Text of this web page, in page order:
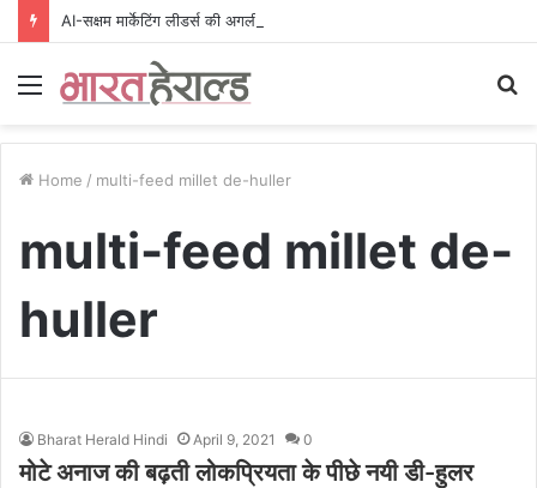
Menu
Home / multi-feed millet de-huller
multi-feed millet de-
huller
Bharat Herald Hindi April 9, 2021 0
मोटे अनाज की बढ़ती लोकप्रियता के पीछे नयी डी-हुलर